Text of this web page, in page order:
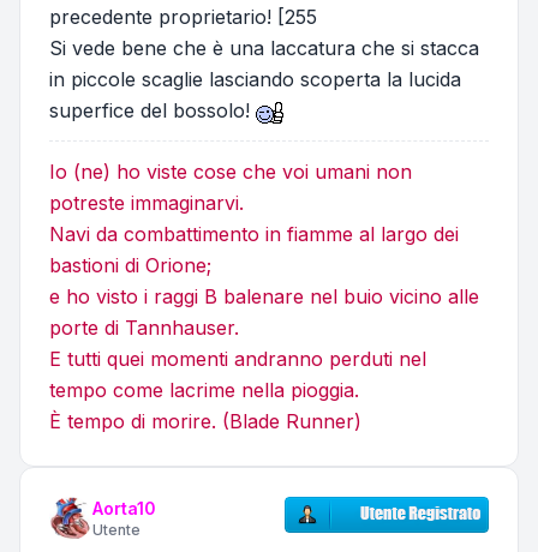
precedente proprietario! [255
Si vede bene che è una laccatura che si stacca
in piccole scaglie lasciando scoperta la lucida
superfice del bossolo!
Io (ne) ho viste cose che voi umani non
potreste immaginarvi.
Navi da combattimento in fiamme al largo dei
bastioni di Orione;
e ho visto i raggi B balenare nel buio vicino alle
porte di Tannhauser.
E tutti quei momenti andranno perduti nel
tempo come lacrime nella pioggia.
È tempo di morire. (Blade Runner)
Aorta10
Utente